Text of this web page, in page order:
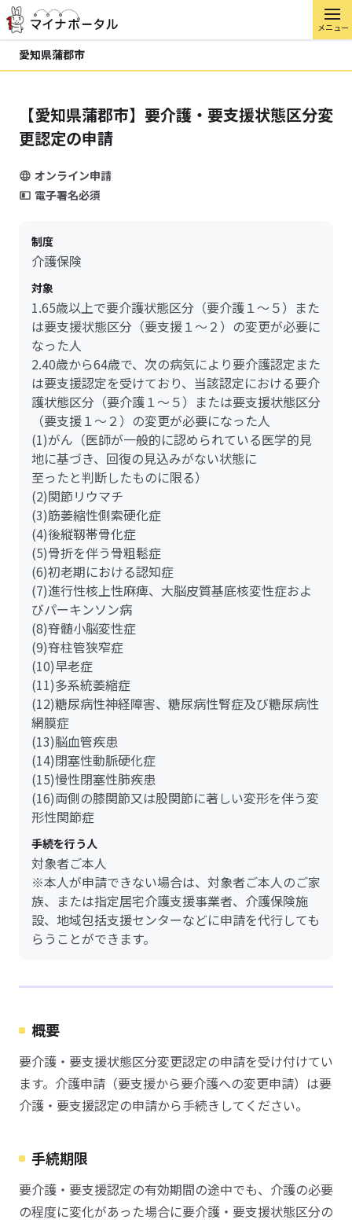
メニュー
愛知県蒲郡市
【愛知県蒲郡市】要介護・要支援状態区分変
更認定の申請
オンライン申請
電子署名必須
制度
介護保険
対象
1.65歳以上で要介護状態区分（要介護１～５）また
は要支援状態区分（要支援１～２）の変更が必要に
なった人
2.40歳から64歳で、次の病気により要介護認定また
は要支援認定を受けており、当該認定における要介
護状態区分（要介護１～５）または要支援状態区分
（要支援１～２）の変更が必要になった人
(1)がん（医師が一般的に認められている医学的見
地に基づき、回復の見込みがない状態に
至ったと判断したものに限る）
(2)関節リウマチ
(3)筋萎縮性側索硬化症
(4)後縦靱帯骨化症
(5)骨折を伴う骨粗鬆症
(6)初老期における認知症
(7)進行性核上性麻痺、大脳皮質基底核変性症およ
びパーキンソン病
(8)脊髄小脳変性症
(9)脊柱管狭窄症
(10)早老症
(11)多系統萎縮症
(12)糖尿病性神経障害、糖尿病性腎症及び糖尿病性
網膜症
(13)脳血管疾患
(14)閉塞性動脈硬化症
(15)慢性閉塞性肺疾患
(16)両側の膝関節又は股関節に著しい変形を伴う変
形性関節症
手続を行う人
対象者ご本人
※本人が申請できない場合は、対象者ご本人のご家
族、または指定居宅介護支援事業者、介護保険施
設、地域包括支援センターなどに申請を代行しても
らうことができます。
概要
要介護・要支援状態区分変更認定の申請を受け付けてい
ます。介護申請（要支援から要介護への変更申請）は要
介護・要支援認定の申請から手続きしてください。
手続期限
要介護・要支援認定の有効期間の途中でも、介護の必要
の程度に変化があった場合に要介護・要支援状態区分の